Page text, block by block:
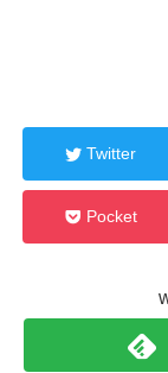
Twitter
Pocket